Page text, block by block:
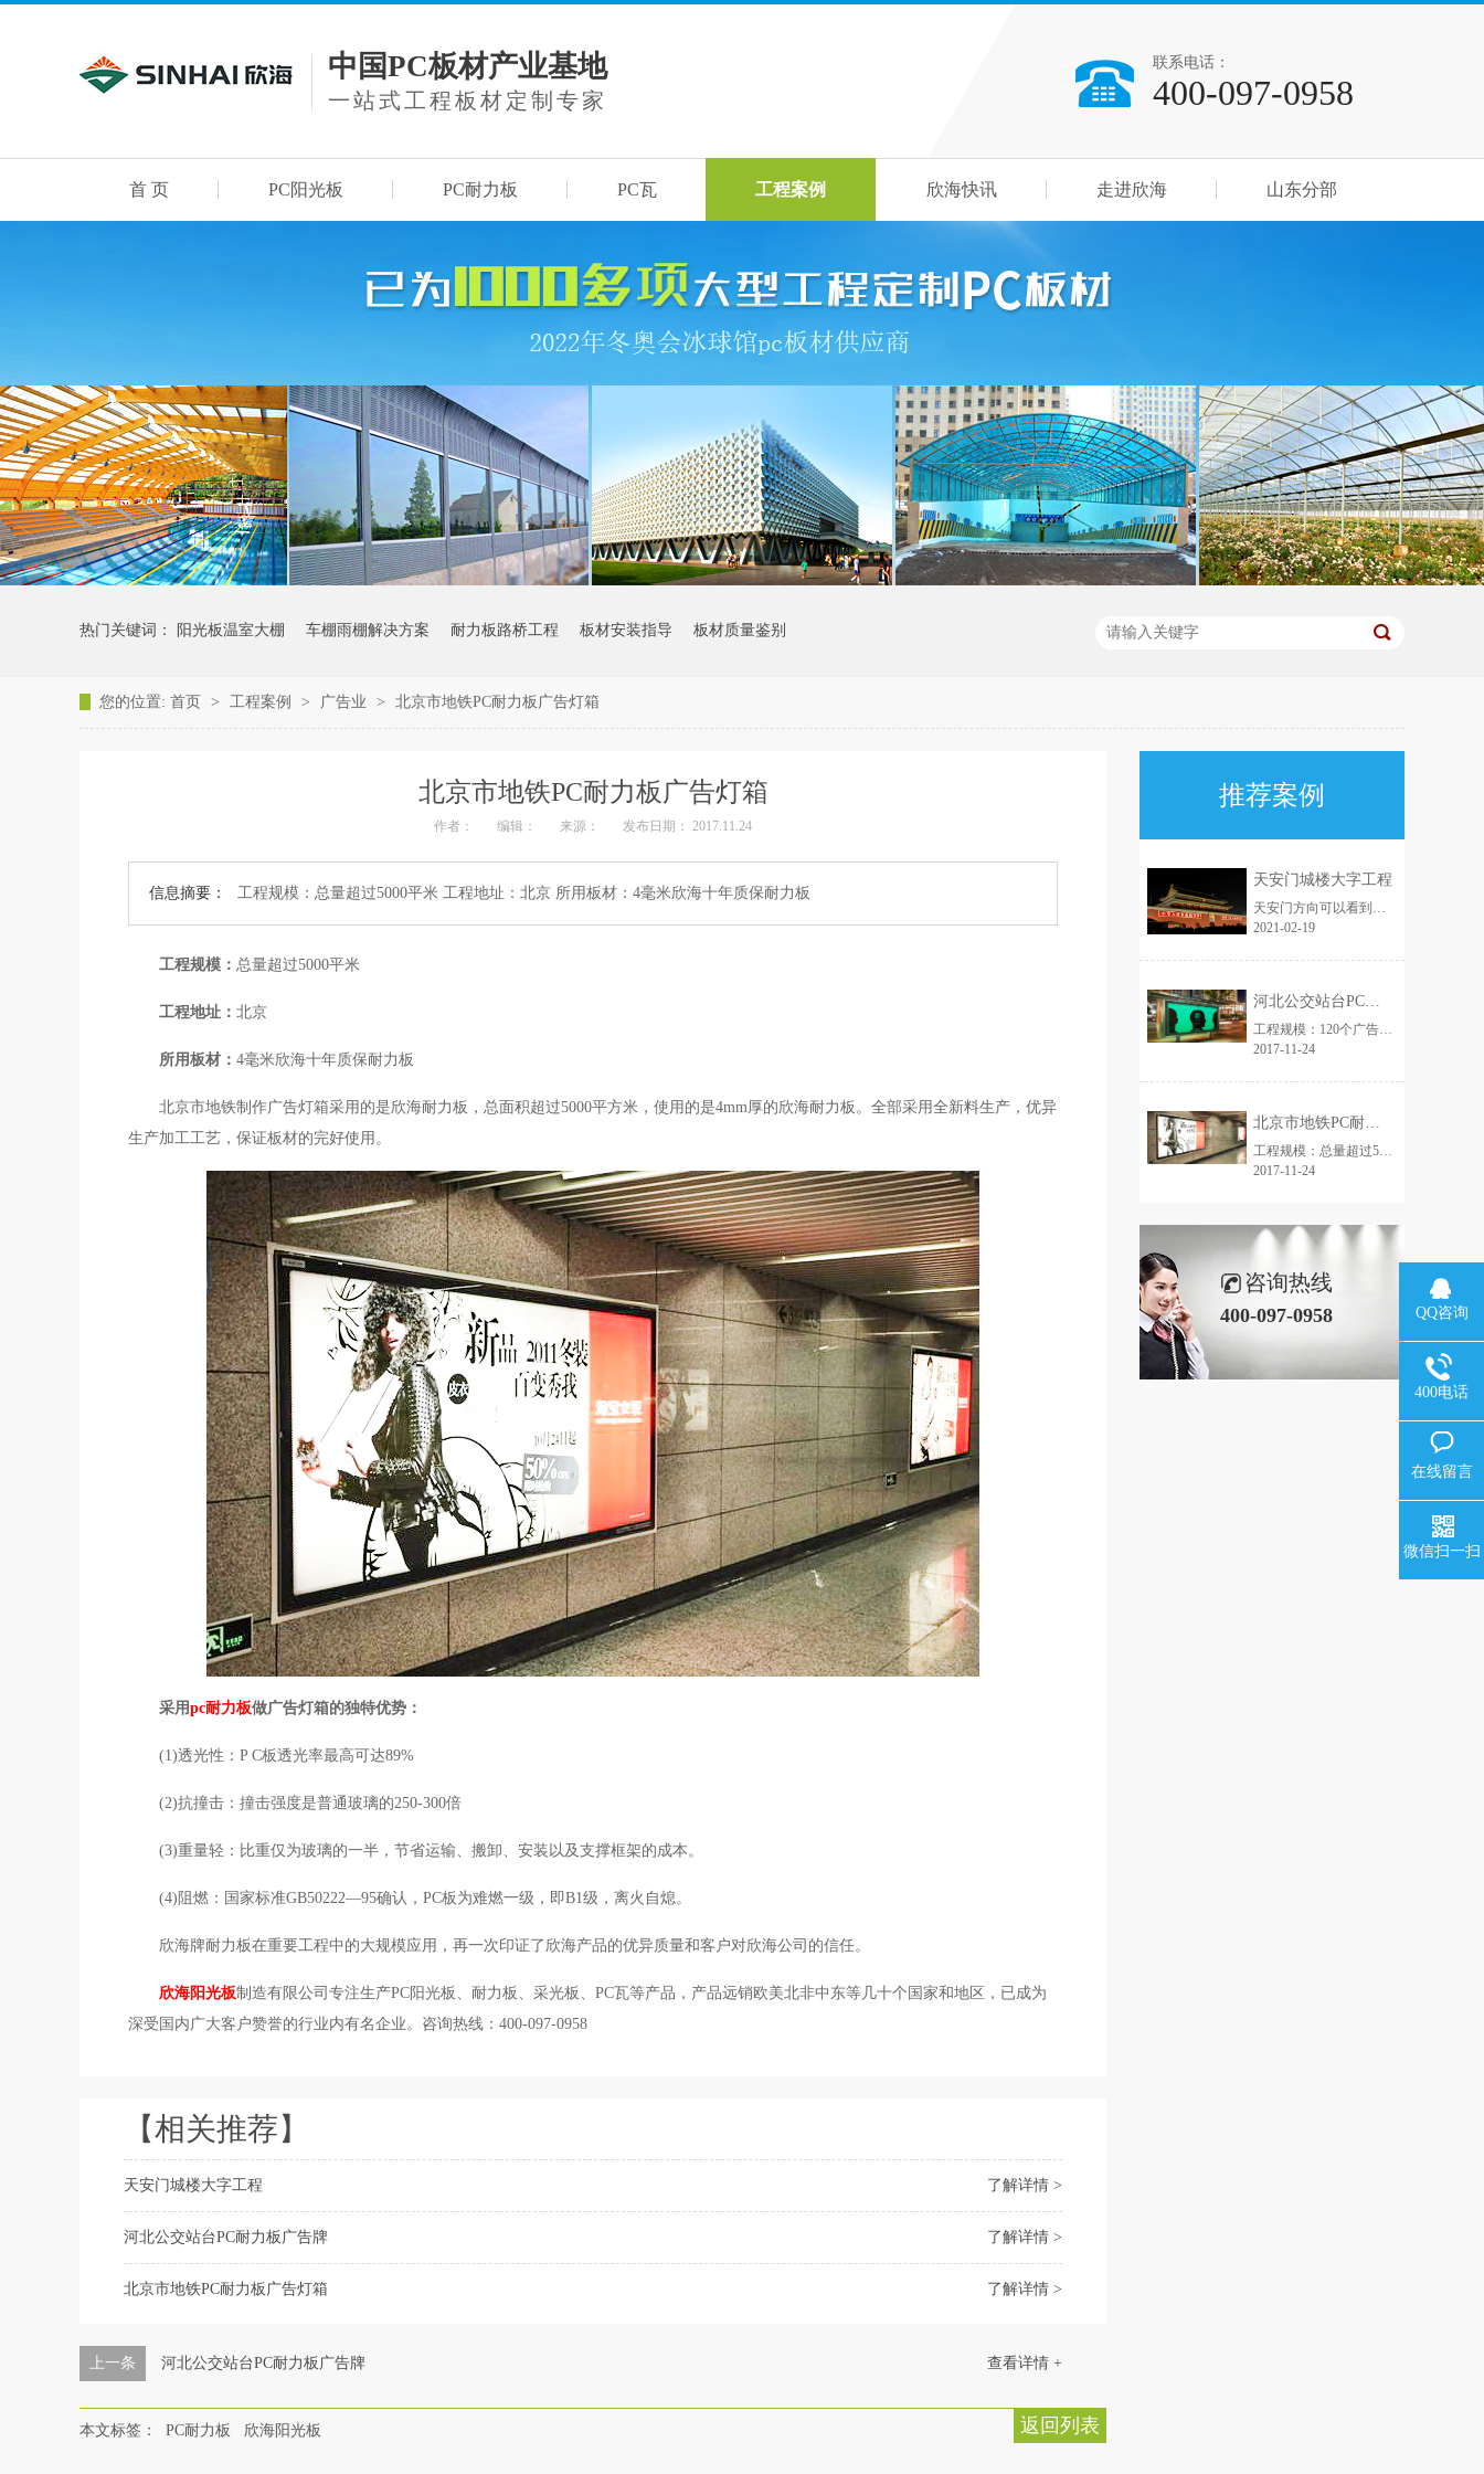
中国PC板材产业基地
一站式工程板材定制专家
联系电话：
400-097-0958
首 页 PC阳光板 PC耐力板 PC瓦 工程案例 欣海快讯 走进欣海 山东分部
热门关键词： 阳光板温室大棚 车棚雨棚解决方案 耐力板路桥工程 板材安装指导 板材质量鉴别
您的位置: 首页 > 工程案例 > 广告业 > 北京市地铁PC耐力板广告灯箱
北京市地铁PC耐力板广告灯箱
作者： 编辑： 来源： 发布日期： 2017.11.24
信息摘要： 工程规模：总量超过5000平米 工程地址：北京 所用板材：4毫米欣海十年质保耐力板
工程规模： 总量超过5000平米
工程地址： 北京
所用板材： 4毫米欣海十年质保耐力板
北京市地铁制作广告灯箱采用的是欣海耐力板，总面积超过5000平方米，使用的是4mm厚的欣海耐力板。全部采用全新料生产，优异
生产加工工艺，保证板材的完好使用。
采用pc耐力板做广告灯箱的独特优势：
(1)透光性：P C板透光率最高可达89%
(2)抗撞击：撞击强度是普通玻璃的250-300倍
(3)重量轻：比重仅为玻璃的一半，节省运输、搬卸、安装以及支撑框架的成本。
(4)阻燃：国家标准GB50222—95确认，PC板为难燃一级，即B1级，离火自熄。
欣海牌耐力板在重要工程中的大规模应用，再一次印证了欣海产品的优异质量和客户对欣海公司的信任。
欣海阳光板制造有限公司专注生产PC阳光板、耐力板、采光板、PC瓦等产品，产品远销欧美北非中东等几十个国家和地区，已成为
深受国内广大客户赞誉的行业内有名企业。咨询热线：400-097-0958
【相关推荐】
了解详情 >
天安门城楼大字工程
了解详情 >
河北公交站台PC耐力板广告牌
了解详情 >
北京市地铁PC耐力板广告灯箱
查看详情 +
上一条 河北公交站台PC耐力板广告牌
返回列表
本文标签： PC耐力板 欣海阳光板
推荐案例
天安门城楼大字工程
天安门方向可以看到天安们城楼的主视图，天安门中间悬挂的是毛主席的巨幅画像，两边悬挂的标语分别是“中华人民共和国万岁”和“世界人民大团结万岁”使用的是的6毫米欣海光扩散板，用来制作标语，十分美观大方。
2021-02-19
河北公交站台PC耐力板广告牌
工程规模：120个广告板，共800平米工程地址：河北所用板材：2mm厚透明耐力板
2017-11-24
北京市地铁PC耐力板广告灯箱
工程规模：总量超过5000平米工程地址：北京所用板材：4毫米欣海十年质保耐力板
2017-11-24
咨询热线
400-097-0958 QQ咨询
400电话
在线留言
微信扫一扫